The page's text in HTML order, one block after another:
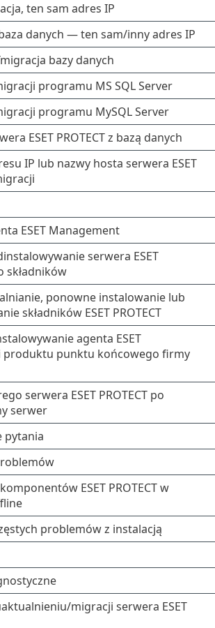
ten sam adres IP
danych — ten sam/inny adres IP
bazy danych
programu MS SQL Server
programu MySQL Server
ESET PROTECT z bazą danych
IP lub nazwy hosta serwera ESET
ESET Management
serwera ESET
składników
ponowne instalowanie lub
składników ESET PROTECT
agenta ESET
produktu punktu końcowego firmy
serwera ESET PROTECT po
serwer
pytania
ESET PROTECT w
problemów z instalacją
migracji serwera ESET